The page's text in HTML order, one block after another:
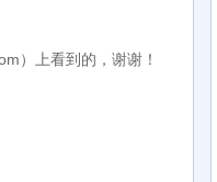
）上看到的，谢谢！